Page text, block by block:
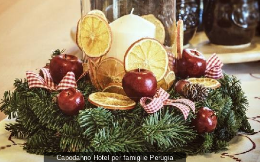
Capodanno Hotel per famiglie Perugia